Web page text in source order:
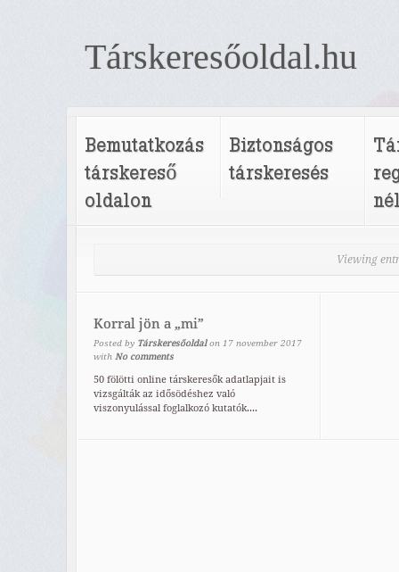
Társkeresőoldal.hu
Bemutatkozás
társkereső
oldalon
Biztonságos
társkeresés
Viewing
Korral jön a „mi”
Posted by Társkeresőoldal on 17 november 2017
with No comments
50 fölötti online társkeresők adatlapjait is
vizsgálták az idősödéshez való
viszonyulással foglalkozó kutatók....